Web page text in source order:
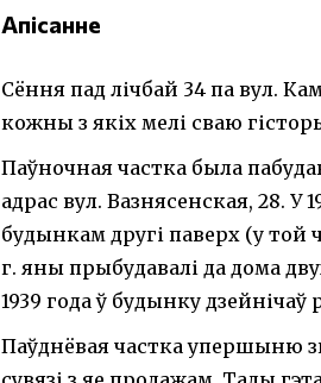
Апісанне
Сёння пад лічбай 34 па вул.
кожны з якіх мелі сваю
Паўночная частка была
адрас вул. Вазнясенская, 28. У
будынкам другі паверх (у той
г. яны прыбудавалі да дома
1939 года ў будынку дзейнічаў
Паўднёвая частка упершыню